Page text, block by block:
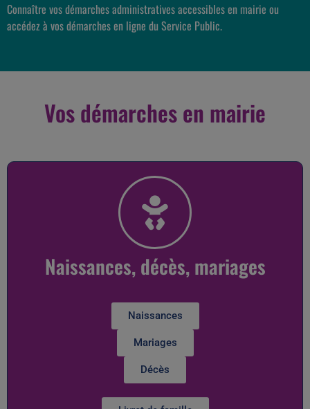
Connaître vos démarches administratives accessibles en mairie ou
accédez à vos démarches en ligne du Service Public.
Vos démarches en mairie
Naissances, décès, mariages
Naissances
Mariages
Décès